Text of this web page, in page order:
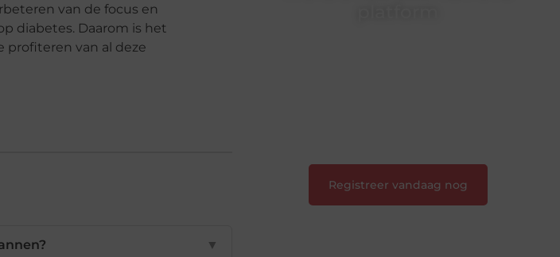
van de focus en
diabetes. Daarom is het
van al deze
▼
Registreer vandaag nog